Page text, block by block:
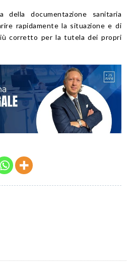
della documentazione sanitaria
rapidamente la situazione e di
corretto per la tutela dei propri